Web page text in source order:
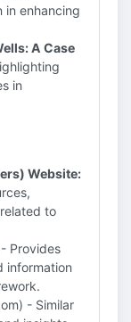
in enhancing
A Case
in
Website:
to
Provides
information
- Similar